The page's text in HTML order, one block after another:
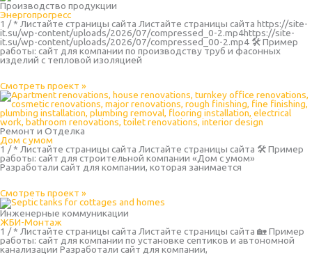
Производство продукции
Энергопрогресс
1 / * Листайте страницы сайта Листайте страницы сайта https://site-
it.su/wp-content/uploads/2026/07/compressed_0-2.mp4https://site-
it.su/wp-content/uploads/2026/07/compressed_00-2.mp4 🛠 Пример
работы: сайт для компании по производству труб и фасонных
изделий с тепловой изоляцией
Смотреть проект »
Ремонт и Отделка
Дом с умом
1 / * Листайте страницы сайта Листайте страницы сайта 🛠 Пример
работы: сайт для строительной компании «Дом с умом»
Разработали сайт для компании, которая занимается
Смотреть проект »
Инженерные коммуникации
ЖБИ-Монтаж
1 / * Листайте страницы сайта Листайте страницы сайта 🏡 Пример
работы: сайт для компании по установке септиков и автономной
канализации Разработали сайт для компании,